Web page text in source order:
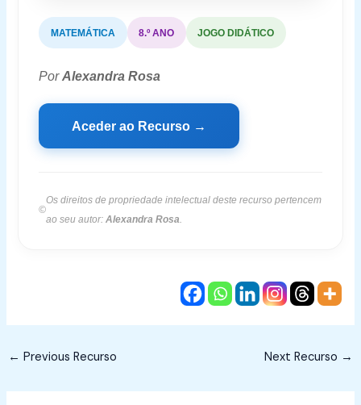
MATEMÁTICA 8.º ANO JOGO DIDÁTICO
PorAlexandra Rosa
Aceder ao Recurso →
©
Os direitos de propriedade intelectual deste recurso pertencem
ao seu autor:Alexandra Rosa.
← Previous Recurso Next Recurso →